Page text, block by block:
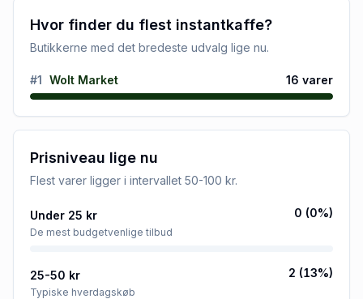
Hvor finder du flest instantkaffe?
Butikkerne med det bredeste udvalg lige nu.
#1 Wolt Market 16 varer
Prisniveau lige nu
Flest varer ligger i intervallet 50-100 kr.
Under 25 kr
De mest budgetvenlige tilbud
0 (0%)
25-50 kr
Typiske hverdagskøb
2 (13%)